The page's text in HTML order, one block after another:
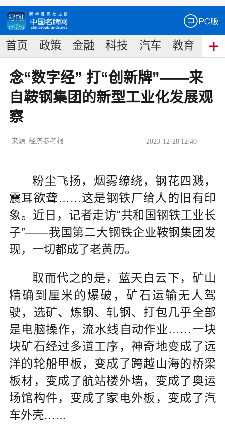
首页 政策 金融 科技 汽车 教育 食
念“数字经” 打“创新牌”——来
自鞍钢集团的新型工业化发展观
察
2023-12-28 12:40
来源: 经济参考报
粉尘飞扬，烟雾缭绕，钢花四溅，
震耳欲聋……这是钢铁厂给人的旧有印
象。近日，记者走访“共和国钢铁工业长
子”——我国第二大钢铁企业鞍钢集团发
现，一切都成了老黄历。
取而代之的是，蓝天白云下，矿山
精确到厘米的爆破，矿石运输无人驾
驶，选矿、炼钢、轧钢、打包几乎全部
是电脑操作，流水线自动作业……一块
块矿石经过多道工序，神奇地变成了远
洋的轮船甲板，变成了跨越山海的桥梁
板材，变成了航站楼外墙，变成了奥运
场馆构件，变成了家电外板，变成了汽
车外壳……